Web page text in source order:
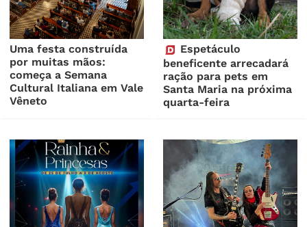
Uma festa construída
por muitas mãos:
começa a Semana
Cultural Italiana em Vale
Vêneto
Espetáculo
beneficente arrecadará
ração para pets em
Santa Maria na próxima
quarta-feira